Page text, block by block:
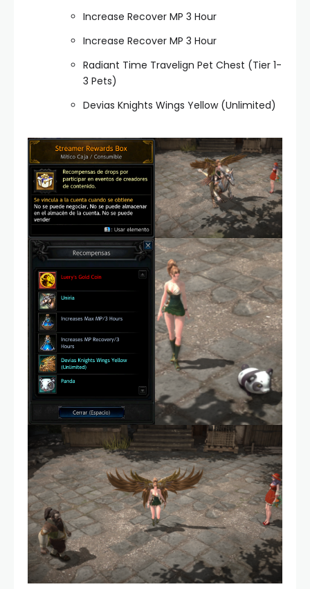
Increase Recover MP 3 Hour
Increase Recover MP 3 Hour
Radiant Time Travelign Pet Chest (Tier 1-
3 Pets)
Devias Knights Wings Yellow (Unlimited)